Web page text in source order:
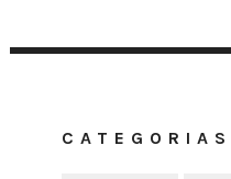
CATEGORIAS